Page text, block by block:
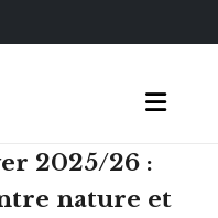
2025/26 :
nature et